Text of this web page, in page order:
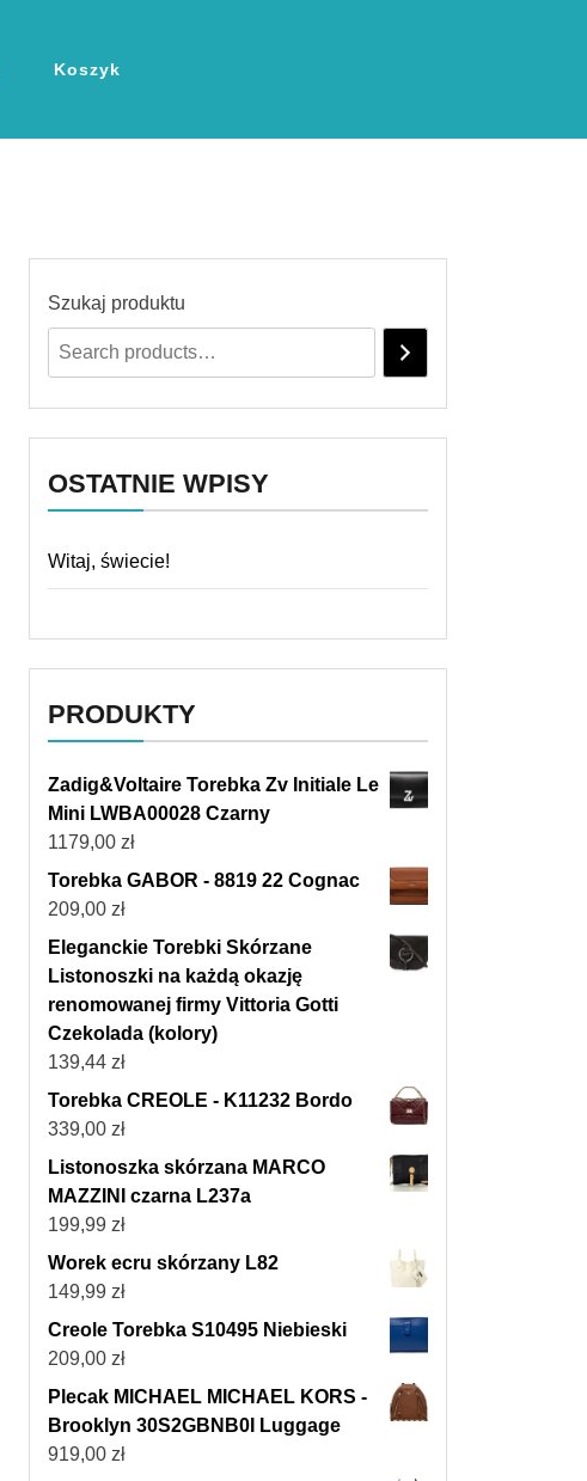
Koszyk
Szukaj produktu
OSTATNIE WPISY
Witaj, świecie!
PRODUKTY
Zadig&Voltaire Torebka Zv Initiale Le
Mini LWBA00028 Czarny
1179,00 zł
Torebka GABOR - 8819 22 Cognac
209,00 zł
Eleganckie Torebki Skórzane
Listonoszki na każdą okazję
renomowanej firmy Vittoria Gotti
Czekolada (kolory)
139,44 zł
Torebka CREOLE - K11232 Bordo
339,00 zł
Listonoszka skórzana MARCO
MAZZINI czarna L237a
199,99 zł
Worek ecru skórzany L82
149,99 zł
Creole Torebka S10495 Niebieski
209,00 zł
Plecak MICHAEL MICHAEL KORS -
Brooklyn 30S2GBNB0I Luggage
919,00 zł